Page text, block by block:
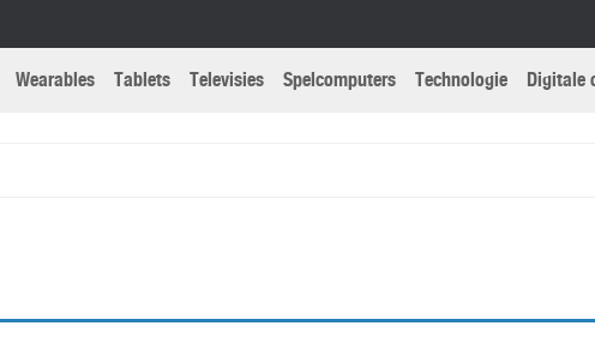
Nikon
Wearables Tablets Televisies Spelcomputers Technologie Digitale
Televisies